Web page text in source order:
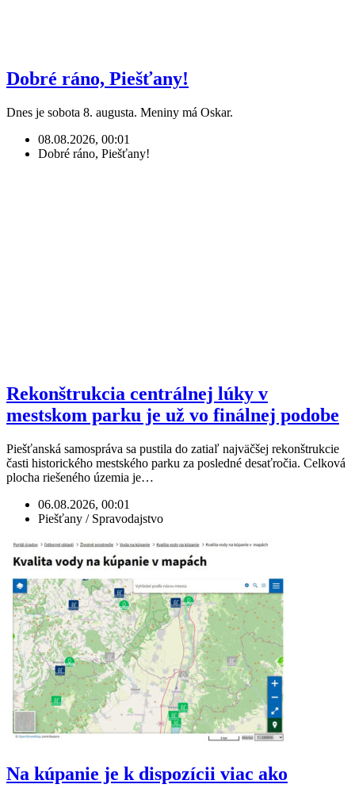
Dobré ráno, Piešťany!
Dnes je sobota 8. augusta. Meniny má Oskar.
08.08.2026, 00:01
Dobré ráno, Piešťany!
Rekonštrukcia centrálnej lúky v
mestskom parku je už vo finálnej podobe
Piešťanská samospráva sa pustila do zatiaľ najväčšej rekonštrukcie
časti historického mestského parku za posledné desaťročia. Celková
plocha riešeného územia je…
06.08.2026, 00:01
Piešťany / Spravodajstvo
Na kúpanie je k dispozícii viac ako